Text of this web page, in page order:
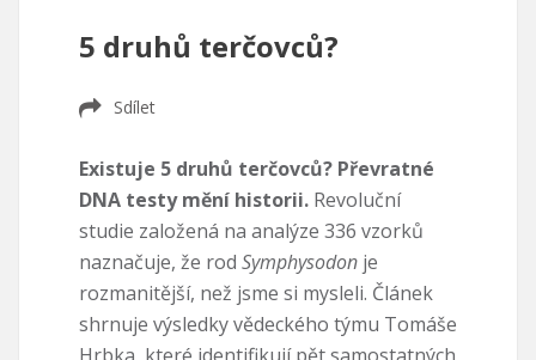
5 druhů terčovců?
Sdílet
Existuje 5 druhů terčovců? Převratné
DNA testy mění historii. Revoluční
studie založená na analýze 336 vzorků
naznačuje, že rod Symphysodon je
rozmanitější, než jsme si mysleli. Článek
shrnuje výsledky vědeckého týmu Tomáše